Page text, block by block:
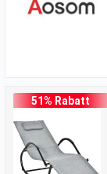
51% Rabatt